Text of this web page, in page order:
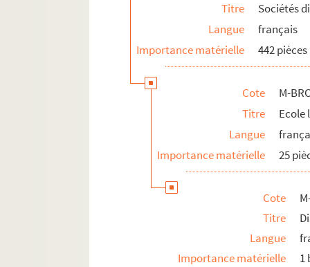
M-DOC. Documents du fonds Mahieu
Titre
Sociétés
Langue
français
Importance matérielle
442 pièces
Cote
M-
Titre
Ecole
Langue
Importance matérielle
25
Cote
Titre
Langue
Importance matérielle
1